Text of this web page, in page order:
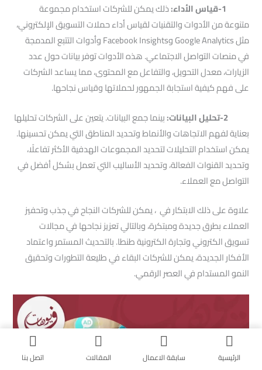
ذلك يمكن للشركات استخدام مجموعة
متنوعة من الأدوات والتقنيات لقياس أداء حملات التسويق الإلكتروني،
مثل Google Analytics وFacebook Insights وأدوات التتبع المدمجة
في منصات التواصل الاجتماعي. هذه الأدوات توفر بيانات حول عدد
الزيارات، معدل التحويل، والتفاعل مع المحتوى، مما يساعد الشركات
على فهم كيفية استجابة الجمهور لحملاتها وقياس نجاحها.
2-تحليل البيانات:
بينما جمع البيانات. يتعين على الشركات تحليلها
بعناية لفهم الاتجاهات والأنماط وتحديد المناطق التي يمكن تحسينها.
يمكن استخدام التحليلات لتحديد المجموعات الهدفية الأكثر تفاعلًا،
وتحديد القنوات الفعالة، وتحديد الأساليب التي تعمل بشكل أفضل في
التواصل مع العملاء.
علاوة على ذلك الابتكار في ، يمكن للشركات النجاح في جذب وتحفيز
العملاء بطرق جديدة ومبتكرة، وبالتالي تعزيز نجاحها في مجالات
تسويق الكتروني وتجارة الكترونية طنطا. بالتحديث المستمر واعتماد
الأفكار الجديدة، يمكن للشركات البقاء في طليعة التطورات وتحقيق
النمو المستدام في العصر الرقمي.
الرئيسية سابقة الاعمال المقالات اتصل بنا